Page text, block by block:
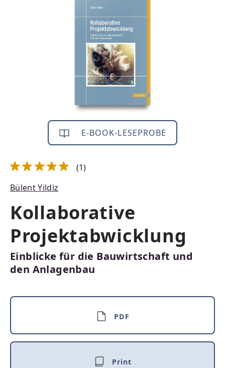
Bildergalerie überspringen
E-BOOK-LESEPROBE
(1)
Bülent Yildiz
Kollaborative
Projektabwicklung
Einblicke für die Bauwirtschaft und
den Anlagenbau
PDF
Print